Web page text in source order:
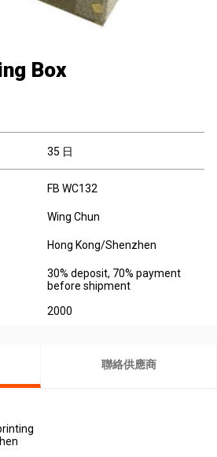
Box
35 日
FB WC132
Wing Chun
Hong Kong/Shenzhen
30% deposit, 70% payment
before shipment
2000
聯絡供應商